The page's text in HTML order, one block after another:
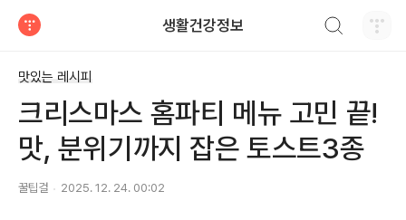
생활건강정보
맛있는 레시피
크리스마스 홈파티 메뉴 고민 끝!
맛, 분위기까지 잡은 토스트3종
꿀팁걸 2025. 12. 24. 00:02